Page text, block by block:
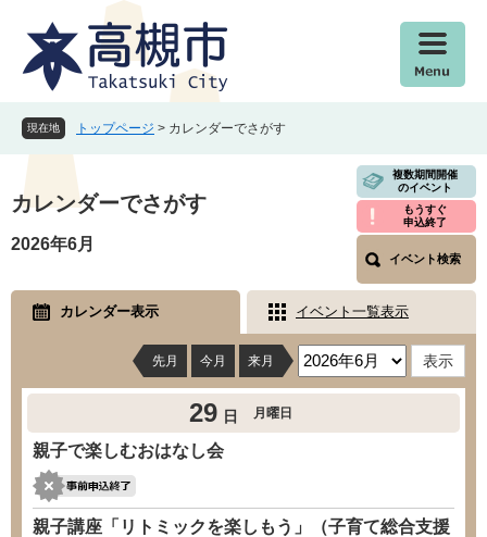
本
文
現在地 トップページ > カレンダーでさがす
文
カレンダーでさがす
複数期間開催
のイベント
もうすぐ
申込終了
イベント検索
2026年6月
カレンダー表示 イベント一覧表示
先月 今月 来月
29 日 月曜日
親子で楽しむおはなし会
親子講座「リトミックを楽しもう」（子育て総合支援